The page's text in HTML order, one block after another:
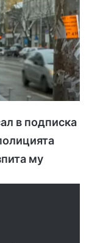
в подписка
му